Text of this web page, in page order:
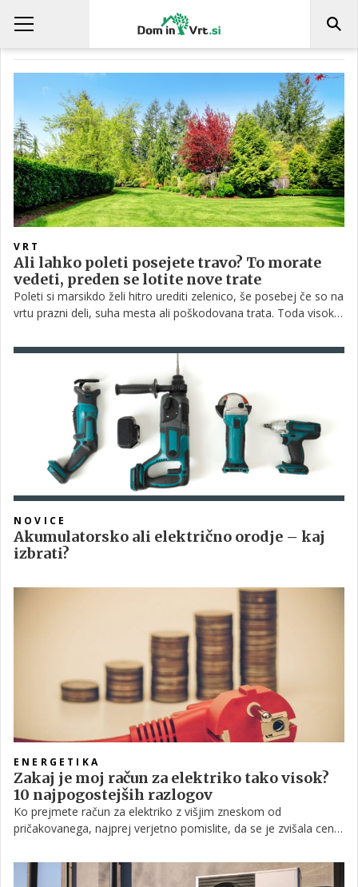
TEMPERATURA
VRT
Ali lahko poleti posejete travo? To morate
vedeti, preden se lotite nove trate
Poleti si marsikdo želi hitro urediti zelenico, še posebej če so na
vrtu prazni deli, suha mesta ali poškodovana trata. Toda visoke
za sejanje trave. Uspeh je odvisen od vrste trave, priprave tal in
predvsem od pravilne nege po setvi.
NOVICE
Akumulatorsko ali električno orodje – kaj
izbrati?
ENERGETIKA
Zakaj je moj račun za elektriko tako visok?
10 najpogostejših razlogov
Ko prejmete račun za elektriko z višjim zneskom od
pričakovanega, najprej verjetno pomislite, da se je zvišala cena
električne energije.